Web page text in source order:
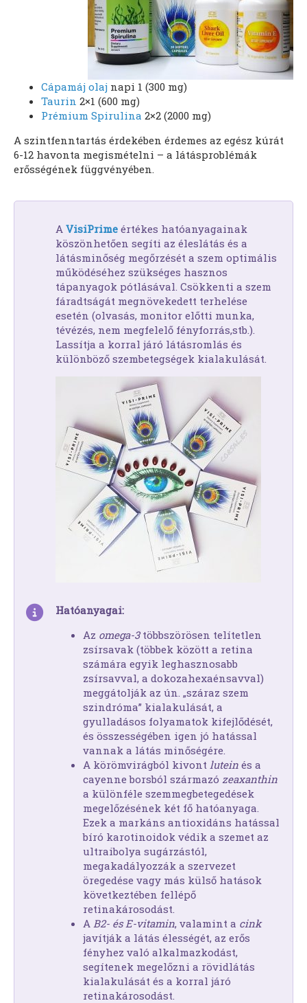
Cápamáj olaj napi 1 (300 mg)
Taurin 2×1 (600 mg)
Prémium Spirulina 2×2 (2000 mg)
A szintfenntartás érdekében érdemes az egész kúrát
6-12 havonta megismételni – a látásproblémák
erősségének függvényében.
A VisiPrime értékes hatóanyagainak
köszönhetően segíti az éleslátás és a
látásminőség megőrzését a szem optimális
működéséhez szükséges hasznos
tápanyagok pótlásával. Csökkenti a szem
fáradtságát megnövekedett terhelése
esetén (olvasás, monitor előtti munka,
tévézés, nem megfelelő fényforrás,stb.).
Lassítja a korral járó látásromlás és
különböző szembetegségek kialakulását.
Hatóanyagai:
Az omega-3többszörösen telítetlen
zsírsavak (többek között a retina
számára egyik leghasznosabb
zsírsavval, a dokozahexaénsavval)
meggátolják az ún. „száraz szem
szindróma” kialakulását, a
gyulladásos folyamatok kifejlődését,
és összességében igen jó hatással
vannak a látás minőségére.
A körömvirágból kivont lutein és a
cayenne borsból származó zeaxanthin
a különféle szemmegbetegedések
megelőzésének két fő hatóanyaga.
Ezek a markáns antioxidáns hatással
bíró karotinoidok védik a szemet az
ultraibolya sugárzástól,
megakadályozzák a szervezet
öregedése vagy más külső hatások
következtében fellépő
retinakárosodást.
A B2- és E-vitamin, valamint a cink
javítják a látás élességét, az erős
fényhez való alkalmazkodást,
segítenek megelőzni a rövidlátás
kialakulását és a korral járó
retinakárosodást.